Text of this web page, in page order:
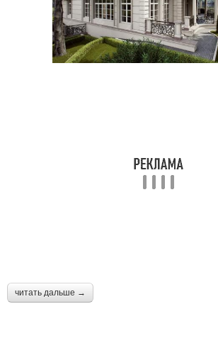
читать дальше →